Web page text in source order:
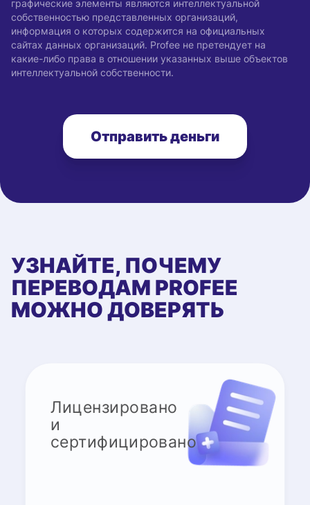
графические элементы являются интеллектуальной
собственностью представленных организаций,
информация о которых содержится на официальных
сайтах данных организаций. Profee не претендует на
какие-либо права в отношении указанных выше объектов
интеллектуальной собственности.
Отправить деньги
УЗНАЙТЕ, ПОЧЕМУ
ПЕРЕВОДАМ PROFEE
МОЖНО ДОВЕРЯТЬ
Лицензировано
и
сертифицировано